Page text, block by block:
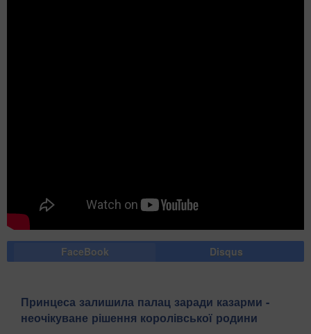
FaceBook Disqus
Принцеса залишила палац заради казарми -
неочікуване рішення королівської родини